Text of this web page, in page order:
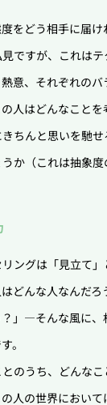
をどう相手に届
ですが、これは
意、それぞれの
人はどんなこと
ちんと思いを馳
か（これは抽象
ングは「見立て
どんな人なんだ
」―そんな風に、
。
とのうち、どんな
人の世界におい